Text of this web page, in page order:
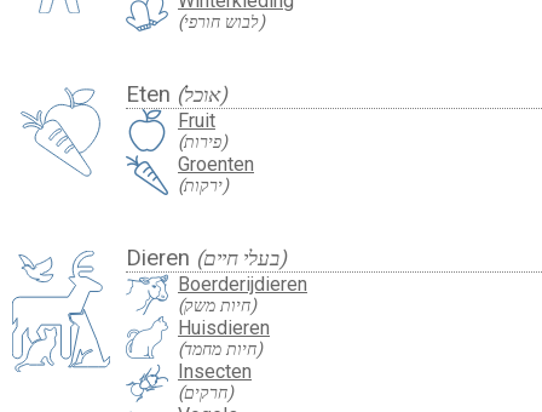
(לבוש חורפי)
Eten (אוכל)
Fruit
(פירות)
Groenten
(ירקות)
Dieren (בעלי חיים)
Boerderijdieren
(חיות משק)
Huisdieren
(חיות מחמד)
Insecten
(חרקים)